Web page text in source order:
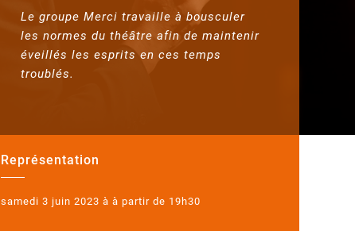
Le groupe Merci travaille à bousculer
les normes du théâtre afin de maintenir
éveillés les esprits en ces temps
troublés.
Représentation
samedi 3 juin 2023 à à partir de 19h30